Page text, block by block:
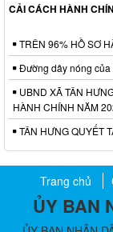
CẢI CÁCH HÀNH
TRÊN 96% HỒ SƠ
Đường dây nóng
UBND XÃ TÂN
HÀNH CHÍNH NĂM
TÂN HƯNG QUYẾT
Trang chủ
ỦY BAN